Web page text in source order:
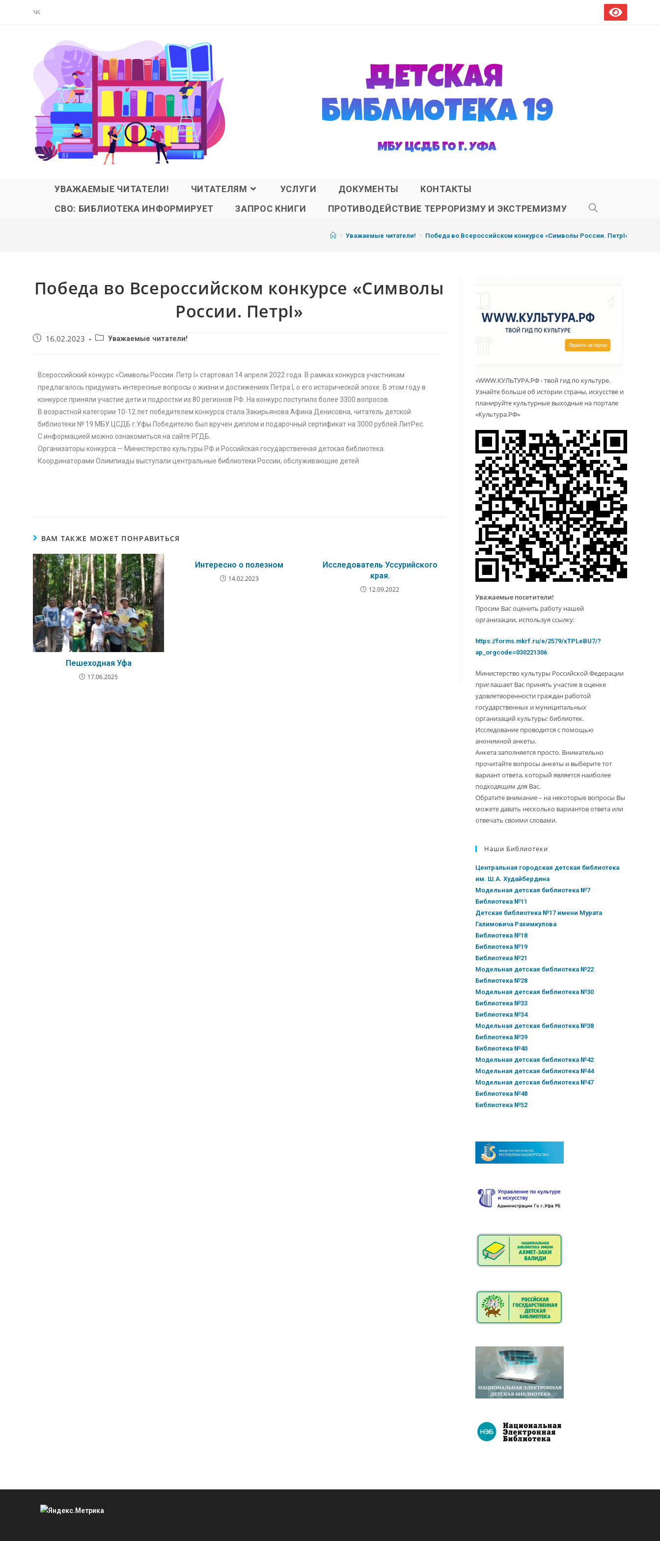
УВАЖАЕМЫЕ ЧИТАТЕЛИ! ЧИТАТЕЛЯМ УСЛУГИ ДОКУМЕНТЫ
КОНТАКТЫ
СВО: БИБЛИОТЕКА ИНФОРМИРУЕТ
ЗАПРОС КНИГИ ПРОТИВОДЕЙСТВИЕ ТЕРРОРИЗМУ И ЭКСТРЕМИЗМУ
> Уважаемые читатели! > Победа во Всероссийском конкурсе «Символы России. ПетрI»
Победа во Всероссийском конкурсе «Символы
России. ПетрI»
16.02.2023 Уважаемые читатели!
Всероссийский конкурс «Символы России. Петр I» стартовал 14 апреля 2022 года. В рамках конкурса участникам
предлагалось придумать интересные вопросы о жизни и достижениях Петра I, о его исторической эпохе. В этом году в
конкурсе приняли участие дети и подростки из 80 регионов РФ. На конкурс поступило более 3300 вопросов.
В возрастной категории 10-12 лет победителем конкурса стала Закирьянова Афина Денисовна, читатель детской
библиотеки № 19 МБУ ЦСДБ г.Уфы Победителю был вручен диплом и подарочный сертификат на 3000 рублей ЛитРес.
С информацией можно ознакомиться на сайте РГДБ.
Организаторы конкурса — Министерство культуры РФ и Российская государственная детская библиотека.
Координаторами Олимпиады выступали центральные библиотеки России, обслуживающие детей
ВАМ ТАКЖЕ МОЖЕТ ПОНРАВИТЬСЯ
Пешеходная Уфа
17.06.2025
Интересно о полезном
14.02.2023
Исследователь Уссурийского
края.
12.09.2022
«WWW.КУЛЬТУРА.РФ - твой гид по культуре.
Узнайте больше об истории страны, искусстве и
планируйте культурные выходные на портале
«Культура.РФ»
Уважаемые посетители!
Просим Вас оценить работу нашей
организации, используя ссылку:
https://forms.mkrf.ru/e/2579/xTPLeBU7/?
ap_orgcode=030221306
Министерство культуры Российской Федерации
приглашает Вас принять участие в оценке
удовлетворенности граждан работой
государственных и муниципальных
организаций культуры: библиотек.
Исследование проводится с помощью
анонимной анкеты.
Анкета заполняется просто. Внимательно
прочитайте вопросы анкеты и выберите тот
вариант ответа, который является наиболее
подходящим для Вас.
Обратите внимание – на некоторые вопросы Вы
можете давать несколько вариантов ответа или
отвечать своими словами.
Наши Библиотеки
Центральная городская детская библиотека
им. Ш.А. Худайбердина
Модельная детская библиотека №7
Библиотека №11
Детская библиотека №17 имени Мурата
Галимовича Рахимкулова
Библиотека №18
Библиотека №19
Библиотека №21
Модельная детская библиотека №22
Библиотека №28
Модельная детская библиотека №30
Библиотека №33
Библиотека №34
Модельная детская библиотека №38
Библиотека №39
Библиотека №40
Модельная детская библиотека №42
Модельная детская библиотека №44
Модельная детская библиотека №47
Библиотека №48
Библиотека №52